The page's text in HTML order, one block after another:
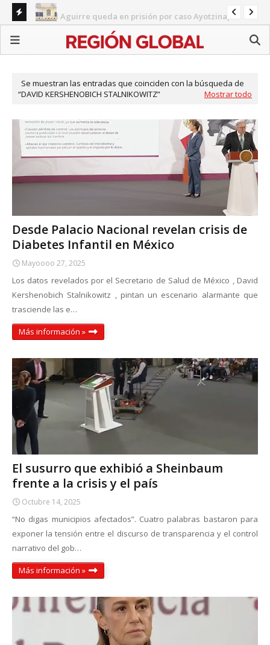
Ángel Aguirre queda en prisión por caso Ayotzinapa
Congreso de Puebla concentra agenda en reformas
sectoriales mientras persisten pendientes estatales
Se muestran las entradas que coinciden con la búsqueda de
DAVID KERSHENOBICH STALNIKOWITZ
Mostrar todo
Desde Palacio Nacional revelan crisis de
Diabetes Infantil en México
Mayoooo 27, 2025
Los datos revelados por el Secretario de Salud de México , David
Kershenobich Stalnikowitz , pintan un escenario alarmante que
trasciende las e…
Más información »
El susurro que exhibió a Sheinbaum
frente a la crisis y el país
Octubre 14, 2025
“No digas municipios afectados”. Cuatro palabras bastaron para
exponer la tensión entre el discurso de transparencia y el control
narrativo del gob…
Más información »